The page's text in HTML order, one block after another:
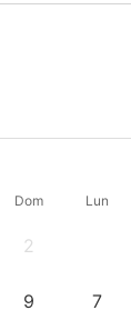
Dom
2
9
Lun
7